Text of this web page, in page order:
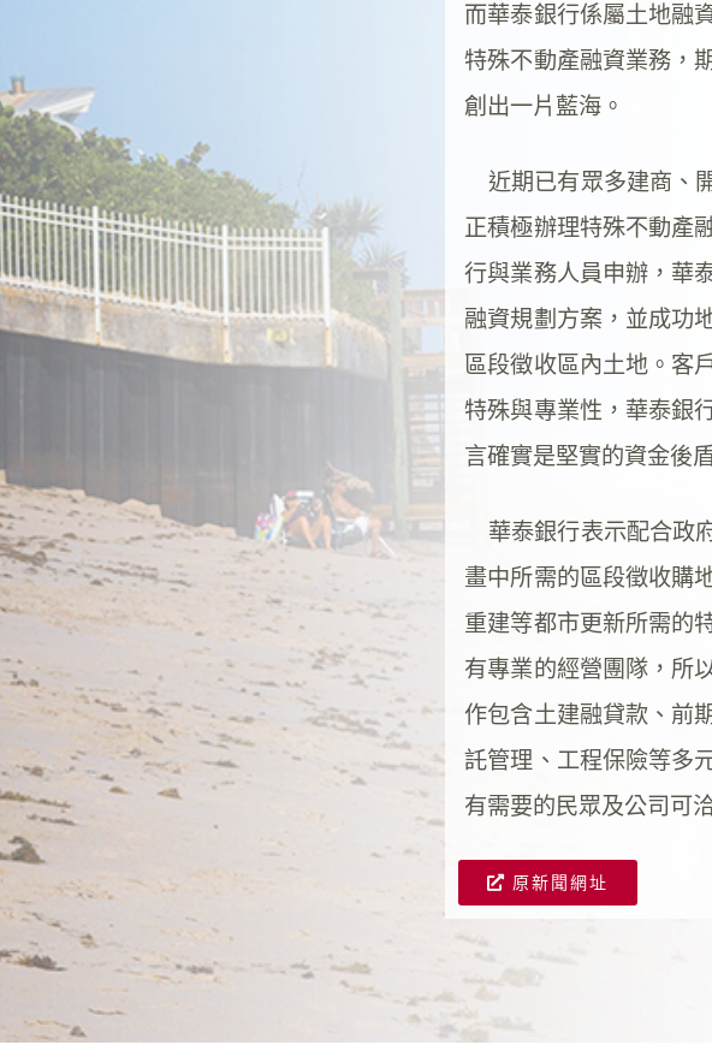
而華泰銀行係屬土地融
特殊不動產融資業務，
創出一片藍海。
近期已有眾多建商、
正積極辦理特殊不動產
行與業務人員申辦，華
融資規劃方案，並成功
區段徵收區內土地。客
特殊與專業性，華泰銀
言確實是堅實的資金後
華泰銀行表示配合政
畫中所需的區段徵收購
重建等都市更新所需的
有專業的經營團隊，所
作包含土建融貸款、前
託管理、工程保險等多
有需要的民眾及公司可
原新聞網址